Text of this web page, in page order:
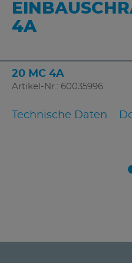
4A
20 MC 4A
Artikel-Nr.: 60035996
Technische Daten